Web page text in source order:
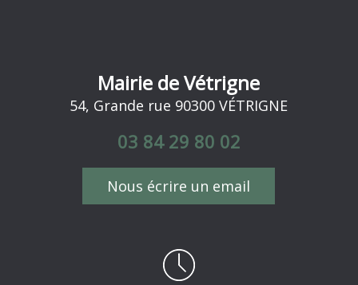
Mairie de Vétrigne
54, Grande rue 90300 VÉTRIGNE
03 84 29 80 02
Nous écrire un email